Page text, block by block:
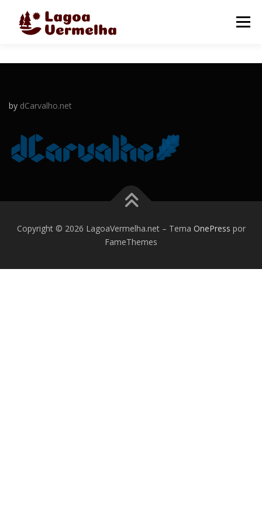
Menu
O MUNICÍPIO NOTÍCIAS IMAGENS DE LAGOA
FALE CONOSCO
by dCarvalho.net
Copyright © 2026 LagoaVermelha.net – Tema OnePress por
FameThemes